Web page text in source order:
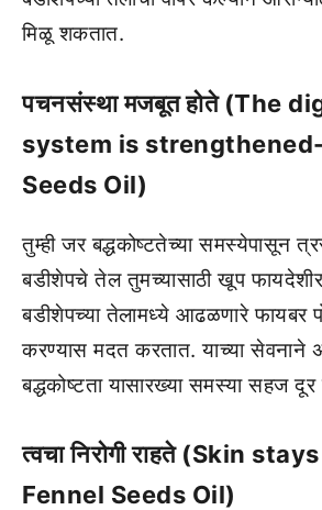
मिळू शकतात.
पचनसंस्था मजबूत होते (The
system is
Seeds Oil)
तुम्ही जर बद्धकोष्टतेच्या समस्येपासून
बडीशेपचे तेल तुमच्यासाठी खूप
बडीशेपच्या तेलामध्ये आढळणारे फायबर
करण्यास मदत करतात. याच्या
बद्धकोष्टता यासारख्या समस्या सहज
त्वचा निरोगी राहते (Skin
Fennel Seeds Oil)